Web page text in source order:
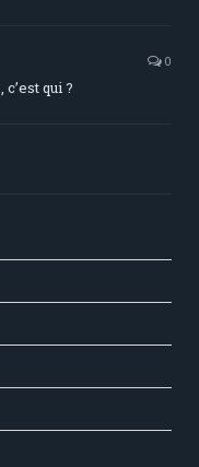
0
c’est qui ?